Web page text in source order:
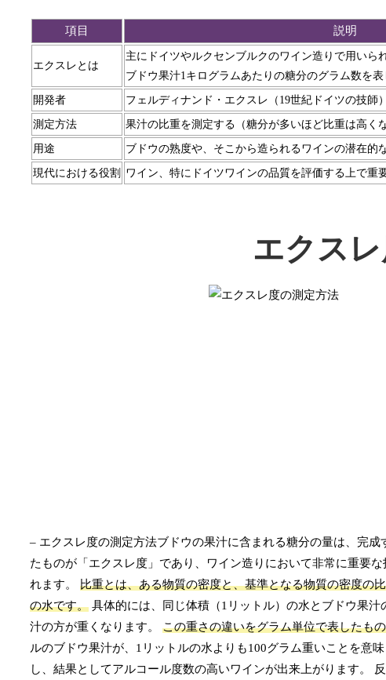
項目 説明
エクスレとは
主にドイツやルクセンブルクのワイン造りで用いら
ブドウ果汁1キログラムあたりの糖分のグラム数を
開発者 フェルディナンド・エクスレ（19世紀ドイツの技師）
測定方法 果汁の比重を測定する（糖分が多いほど比重は高くな
用途 ブドウの熟度や、そこから造られるワインの潜在的
現代における役割 ワイン、特にドイツワインの品質を評価する上で重
エクス
– エクスレ度の測定方法ブドウの果汁に含まれる糖分の量は、完
たものが「エクスレ度」であり、ワイン造りにおいて非常に重要
れます。 比重とは、ある物質の密度と、基準となる物質の密度の
の水です。 具体的には、同じ体積（1リットル）の水とブドウ果
汁の方が重くなります。 この重さの違いをグラム単位で表したも
ルのブドウ果汁が、1リットルの水よりも100グラム重いことを意
し、結果としてアルコール度数の高いワインが出来上がります。